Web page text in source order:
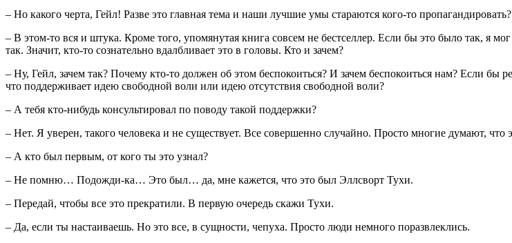
– Но какого черта, Гейл! Разве это главная тема и наши лучшие умы стараются кого-то
– В этом-то вся и штука. Кроме того, упомянутая книга совсем не бестселлер. Если бы это было так, я
так. Значит, кто-то сознательно вдалбливает это в головы. Кто и зачем?
– Ну, Гейл, зачем так? Почему кто-то должен об этом беспокоиться? И зачем беспокоиться нам? Если
что поддерживает идею свободной воли или идею отсутствия свободной воли?
– А тебя кто-нибудь консультировал по поводу такой поддержки?
– Нет. Я уверен, такого человека и не существует. Все совершенно случайно. Просто многие думают, что
– А кто был первым, от кого ты это узнал?
– Не помню… Подожди-ка… Это был… да, мне кажется, что это был Эллсворт Тухи.
– Передай, чтобы все это прекратили. В первую очередь скажи Тухи.
– Да, если ты настаиваешь. Но это все, в сущности, чепуха. Просто люди немного поразвлеклись.